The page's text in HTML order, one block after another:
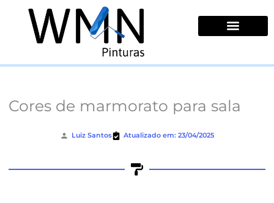
conteúdo
Cores de marmorato para sala
Luiz Santos Atualizado em: 23/04/2025